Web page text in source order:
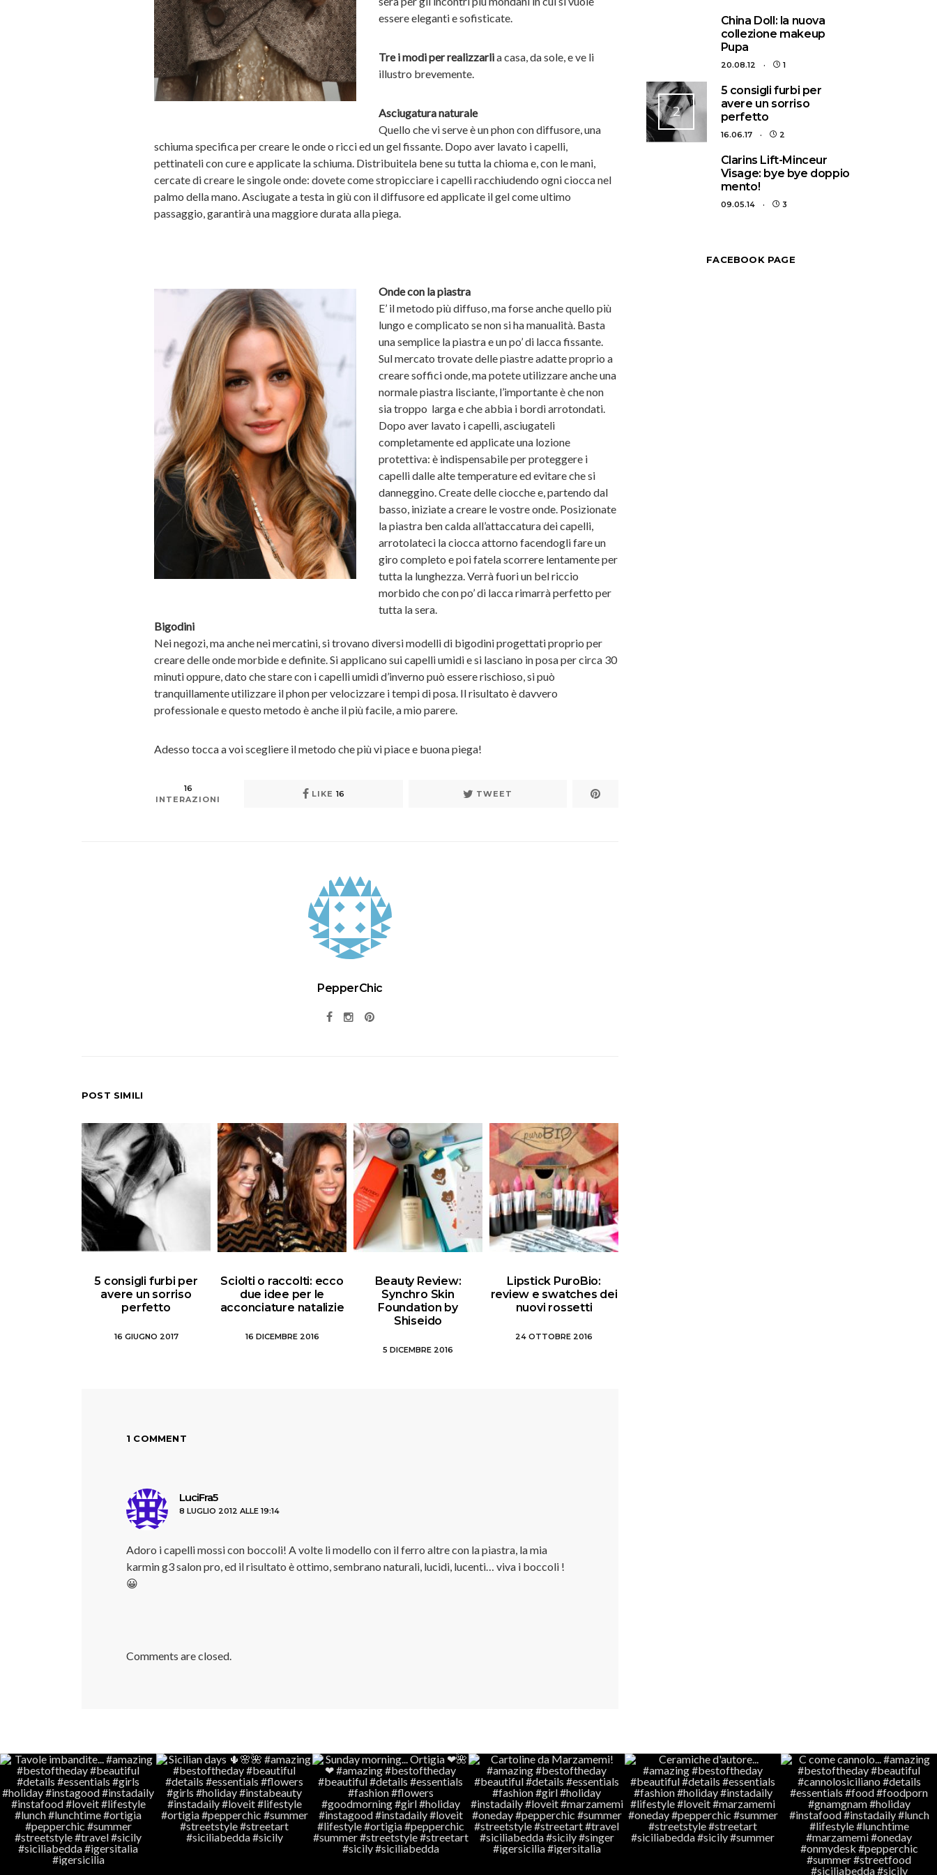
essere eleganti e sofisticate.
Tre i modi per realizzarlia casa, da sole, e ve li
illustro brevemente.
Asciugatura naturale
Quello che vi serve è un phon con diffusore, una
schiuma specifica per creare le onde o ricci ed un gel fissante. Dopo aver lavato i capelli,
pettinateli con cure e applicate la schiuma. Distribuitela bene su tutta la chioma e, con le mani,
cercate di creare le singole onde: dovete come stropicciare i capelli racchiudendo ogni ciocca nel
palmo della mano. Asciugate a testa in giù con il diffusore ed applicate il gel come ultimo
passaggio, garantirà una maggiore durata alla piega.
Onde con la piastra
E’ il metodo più diffuso, ma forse anchequello più
lungo e complicato se non si ha manualità. Basta
una semplice la piastra e un po’ di lacca fissante.
Sul mercato trovate delle piastre adatte proprio a
creare soffici onde, ma potete utilizzare anche una
normale piastra lisciante, l’importante è che non
sia troppo larga e che abbia i bordi arrotondati.
Dopo aver lavato i capelli, asciugateli
completamente ed applicate una lozione
protettiva: è indispensabile per proteggere i
capelli dalle alte temperature ed evitare che si
danneggino. Create delle ciocche e, partendo dal
basso, iniziate a creare le vostre onde. Posizionate
la piastra ben calda all’attaccatura dei capelli,
arrotolateci la ciocca attorno facendogli fare un
giro completo e poi fatela scorrere lentamente per
tutta la lunghezza. Verrà fuori un bel riccio
morbido che con po’ di lacca rimarrà perfetto per
tutta la sera.
Bigodini
Nei negozi, ma anche nei mercatini, si trovano diversi modelli di bigodini progettati proprio per
creare delle onde morbide e definite. Si applicano sui capelli umidi e si lasciano in posa per circa 30
minuti oppure, dato che stare con i capelli umidi d’inverno può essere rischioso, si può
tranquillamente utilizzare il phon per velocizzare i tempi di posa. Il risultato è davvero
professionale e questo metodo è anche il più facile, a mio parere.
Adesso tocca a voi scegliere il metodo che più vi piace e buona piega!
16
INTERAZIONI
LIKE 16 TWEET
PepperChic
POST SIMILI
5 consigli furbi per
avere un sorriso
perfetto
16 GIUGNO 2017
Sciolti o raccolti: ecco
due idee per le
acconciature natalizie
16 DICEMBRE 2016
Beauty Review:
Synchro Skin
Foundation by
Shiseido
5 DICEMBRE 2016
Lipstick PuroBio:
review e swatches dei
nuovi rossetti
24 OTTOBRE 2016
1 COMMENT
LuciFra5ha
detto:
8 LUGLIO 2012 ALLE 19:14
Adoro i capelli mossi con boccoli! A volte li modello con il ferro altre con la piastra, la mia
karmin g3 salon pro, ed il risultato è ottimo, sembrano naturali, lucidi, lucenti… viva i boccoli !
😀
Comments are closed.
China Doll: la nuova
collezione makeup
Pupa
20.08.12 1
2
5 consigli furbi per
avere un sorriso
perfetto
16.06.17 2
Clarins Lift-Minceur
Visage: bye bye doppio
mento!
09.05.14 3
FACEBOOK PAGE